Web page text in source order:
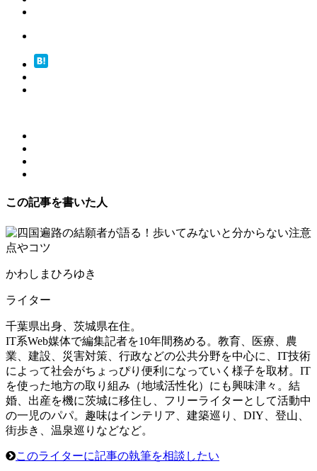
この記事を書いた人
かわしまひろゆき
ライター
千葉県出身、茨城県在住。
IT系Web媒体で編集記者を10年間務める。教育、医療、農
業、建設、災害対策、行政などの公共分野を中心に、IT技術
によって社会がちょっぴり便利になっていく様子を取材。IT
を使った地方の取り組み（地域活性化）にも興味津々。結
婚、出産を機に茨城に移住し、フリーライターとして活動中
の一児のパパ。趣味はインテリア、建築巡り、DIY、登山、
街歩き、温泉巡りなどなど。
このライターに記事の執筆を相談したい